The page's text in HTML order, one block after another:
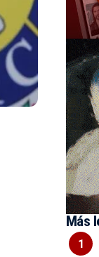
Más